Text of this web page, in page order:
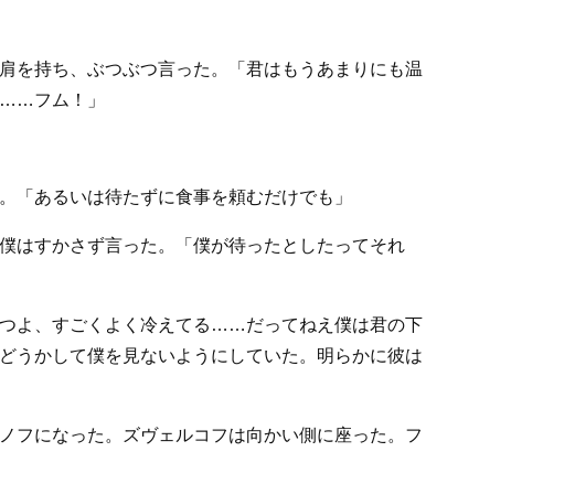
を持ち、ぶつぶつ言った。「君はもうあまりにも温
……フム！」
「あるいは待たずに食事を頼むだけでも」
はすかさず言った。「僕が待ったとしたってそれ
よ、すごくよく冷えてる……だってねえ僕は君の下
うかして僕を見ないようにしていた。明らかに彼は
フになった。ズヴェルコフは向かい側に座った。フ